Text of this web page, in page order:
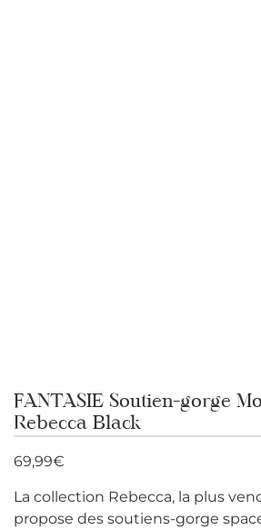
FANTASIE Soutien-gorge
Rebecca Black
69,99€
La collection Rebecca, la plus
propose des soutiens-gorge